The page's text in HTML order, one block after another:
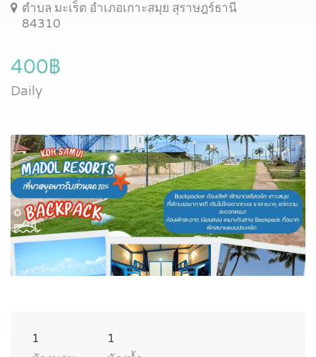
ตำบล มะเร็ต อำเภอเกาะสมุย สุราษฎร์ธานี
84310
400฿
Daily
1
1